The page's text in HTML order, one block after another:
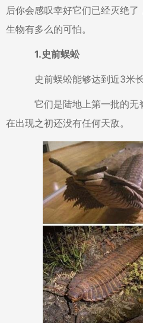
后你会感叹幸好它们已经灭绝
生物有多么的可怕。
1.史前蜈蚣
史前蜈蚣能够达到近3米长
它们是陆地上第一批的无
在出现之初还没有任何天敌。